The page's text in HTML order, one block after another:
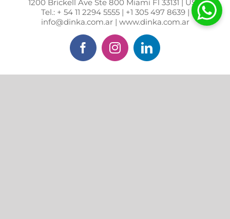
1200 Brickell Ave Ste 800 Miami Fl 33131 | USA
Tel.: + 54 11 2294 5555 | +1 305 497 8639 |
info@dinka.com.ar | www.dinka.com.ar
FacebookInstagramLinkedIn